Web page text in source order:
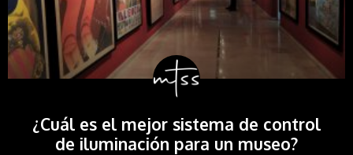
¿Cuál es el mejor sistema de control
de iluminación para un museo?